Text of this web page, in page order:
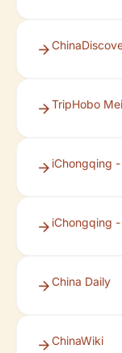
TripHobo
iChongqing
iChongqing
China Daily
ChinaWiki